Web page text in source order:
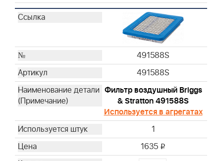
491588S
491588S
Фильтр воздушный Briggs
& Stratton 491588S
Используется в агрегатах
1
1635 i